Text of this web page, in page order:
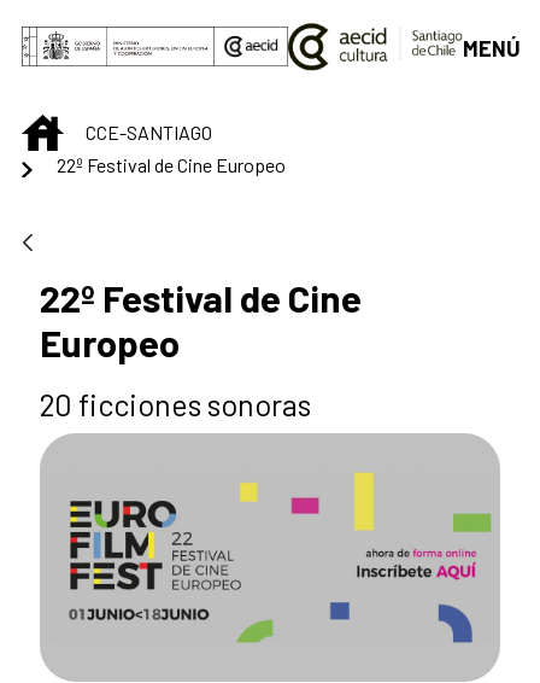
Saltar al contenido principal
MENÚ
INICIOCCE-SANTIAGO
22º Festival de Cine Europeo
22º Festival de Cine
Europeo
20 ficciones sonoras